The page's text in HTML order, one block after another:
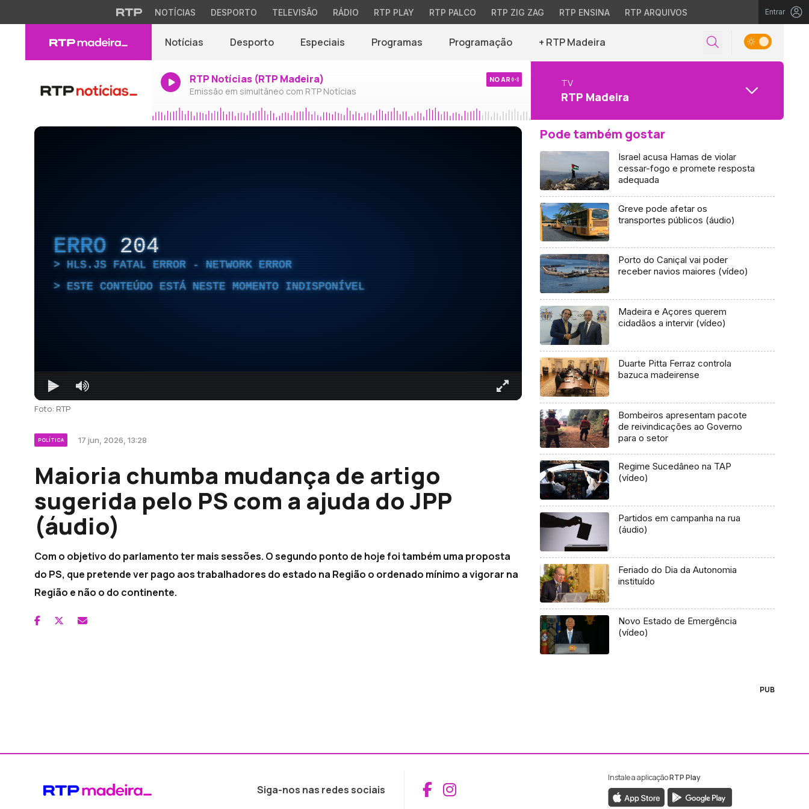
NOTÍCIAS DESPORTO TELEVISÃO RÁDIO RTP PLAY RTP PALCO RTP ZIG ZAG RTP ENSINA RTP ARQUIVOS Entrar
Notícias Desporto Especiais Programas Programação + RTP Madeira
RTP Notícias (RTP Madeira)
Emissão em simultâneo com RTP Notícias
NO AR TV
RTP Madeira
ERRO 204
HLS.JS FATAL ERROR - NETWORK ERROR
ESTE CONTEÚDO ESTÁ NESTE MOMENTO INDISPONÍVEL
Foto: RTP
POLÍTICA 17 jun, 2026, 13:28
Maioria chumba mudança de artigo
sugerida pelo PS com a ajuda do JPP
(áudio)
Com o objetivo do parlamento ter mais sessões. O segundo ponto de hoje foi também uma proposta
do PS, que pretende ver pago aos trabalhadores do estado na Região o ordenado mínimo a vigorar na
Região e não o do continente.
Pode também gostar
Israel acusa Hamas de violar
cessar-fogo e promete resposta
adequada
Greve pode afetar os
transportes públicos (áudio)
Porto do Caniçal vai poder
receber navios maiores (vídeo)
Madeira e Açores querem
cidadãos a intervir (vídeo)
Duarte Pitta Ferraz controla
bazuca madeirense
Bombeiros apresentam pacote
de reivindicações ao Governo
para o setor
Regime Sucedâneo na TAP
(vídeo)
Partidos em campanha na rua
(áudio)
Feriado do Dia da Autonomia
instituído
Novo Estado de Emergência
(vídeo)
PUB
Siga-nos nas redes sociais Aceder ao Facebook da RTP Madeira
Aceder ao Instagram da RTP Madeira
Instale a aplicaçãoRTP Play